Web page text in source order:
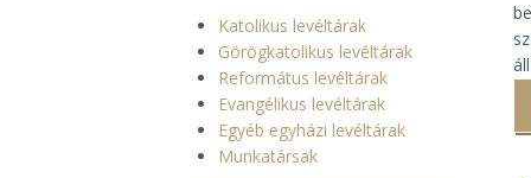
Katolikus levéltárak
Görögkatolikus levéltárak
Református levéltárak
Evangélikus levéltárak
Egyéb egyházi levéltárak
Munkatársak